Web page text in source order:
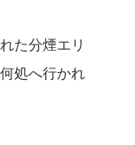
た分煙エリ
処へ行かれ